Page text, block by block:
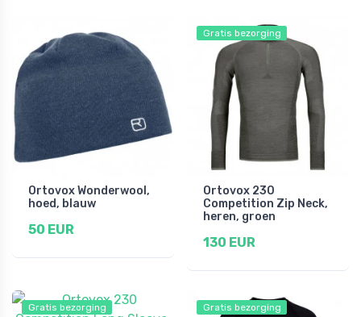
Ortovox Wonderwool,
hoed, blauw
50 EUR
Gratis bezorging
Ortovox 230
Competition Zip Neck,
heren, groen
130 EUR
Gratis bezorging Gratis bezorging